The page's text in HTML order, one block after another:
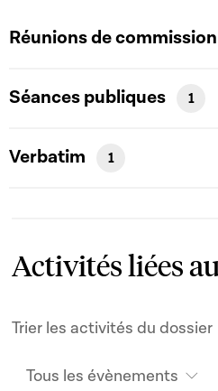
Réunions de commission
Séances publiques 1
Verbatim 1
Activités liées
Trier les activités du dossier
Tous les évènements